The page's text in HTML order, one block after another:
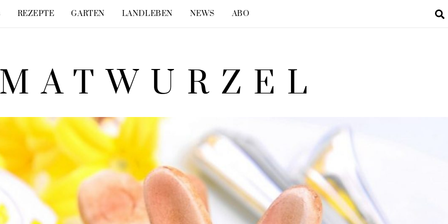
REZEPTE GARTEN LANDLEBEN NEWS ABO